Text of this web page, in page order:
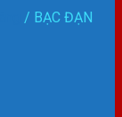
/ BẠC ĐẠN